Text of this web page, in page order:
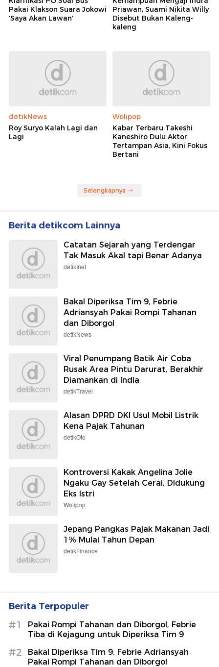
Pakai Klakson Suara Jokowi
'Saya Akan Lawan'
Priawan, Suami Nikita Willy
Disebut Bukan Kaleng-
kaleng
detikNews
Roy Suryo Kalah Lagi dan
Lagi
Wolipop
Kabar Terbaru Takeshi
Kaneshiro Dulu Aktor
Tertampan Asia, Kini Fokus
Bertani
Selengkapnya
Berita detikcom Lainnya
Catatan Sejarah yang Terdengar
Tak Masuk Akal tapi Benar Adanya
detikInet
Bakal Diperiksa Tim 9, Febrie
Adriansyah Pakai Rompi Tahanan
dan Diborgol
detikNews
Viral Penumpang Batik Air Coba
Rusak Area Pintu Darurat, Berakhir
Diamankan di India
detikTravel
Alasan DPRD DKI Usul Mobil Listrik
Kena Pajak Tahunan
detikOto
Kontroversi Kakak Angelina Jolie
Ngaku Gay Setelah Cerai, Didukung
Eks Istri
Wolipop
Jepang Pangkas Pajak Makanan Jadi
1% Mulai Tahun Depan
detikFinance
Berita Terpopuler
#1
Pakai Rompi Tahanan dan Diborgol, Febrie
Tiba di Kejagung untuk Diperiksa Tim 9
#2
Bakal Diperiksa Tim 9, Febrie Adriansyah
Pakai Rompi Tahanan dan Diborgol